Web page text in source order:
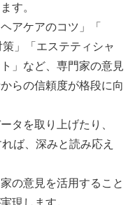
す。
アケアのコツ」「
」「エステティシャ
」など、専門家の意見
らの信頼度が格段に向
タを取り上げたり、
ば、深みと読み応え
の意見を活用すること
現します。